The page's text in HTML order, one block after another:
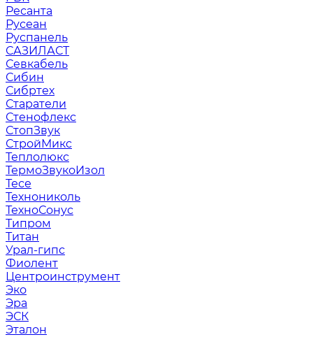
Ресанта
Русеан
Руспанель
САЗИЛАСТ
Севкабель
Сибин
Сибртех
Старатели
Стенофлекс
СтопЗвук
СтройМикс
Теплолюкс
ТермоЗвукоИзол
Тесе
Технониколь
ТехноСонус
Типром
Титан
Урал-гипс
Фиолент
Центроинструмент
Эко
Эра
ЭСК
Эталон